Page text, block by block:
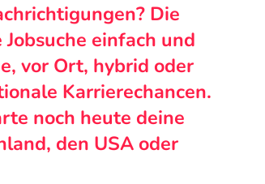
Die
einfach und
vor Ort, hybrid oder
Karrierechancen.
noch heute deine
den USA oder